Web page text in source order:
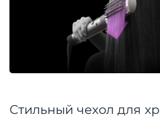
Стильный чехол для